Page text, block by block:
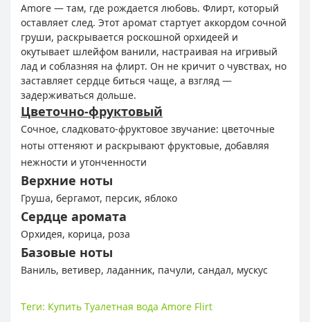
Amore — там, где рождается любовь. Флирт, который
оставляет след. Этот аромат стартует аккордом сочной
груши, раскрывается роскошной орхидеей и
окутывает шлейфом ванили, настраивая на игривый
лад и соблазняя на флирт. Он не кричит о чувствах, но
заставляет сердце биться чаще, а взгляд —
задерживаться дольше.
Цветочно-фруктовый
Сочное, сладковато-фруктовое звучание: цветочные
ноты оттеняют и раскрывают фруктовые, добавляя
нежности и утонченности
Верхние ноты
Груша, бергамот, персик, яблоко
Сердце аромата
Орхидея, корица, роза
Базовые ноты
Ваниль, ветивер, ладанник, пачули, сандал, мускус
Теги: Купить Туалетная вода Amore Flirt